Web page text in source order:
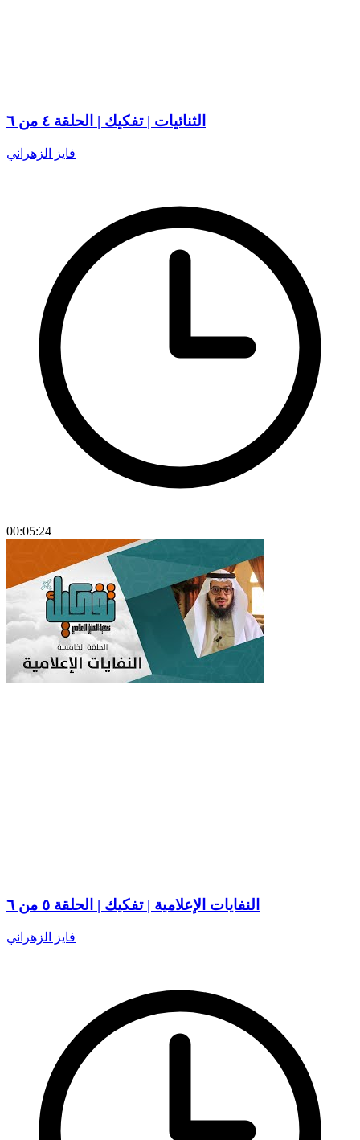
الثنائيات | تفكيك | الحلقة ٤ من ٦
فايز الزهراني
00:05:24
النفايات الإعلامية | تفكيك | الحلقة ٥ من ٦
فايز الزهراني